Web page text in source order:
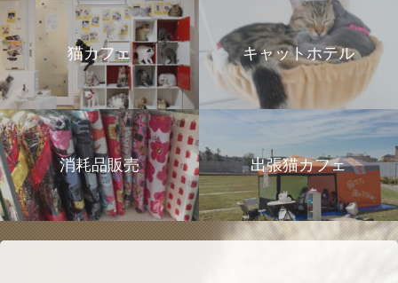
猫カフェ キャットホテル
消耗品販売 出張猫カフェ